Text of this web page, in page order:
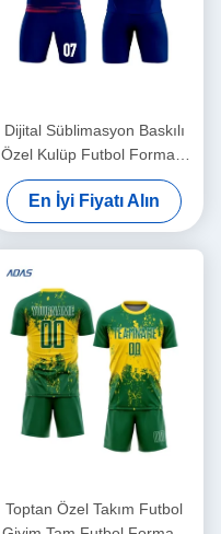
Dijital Süblimasyon Baskılı
Özel Kulüp Futbol Forması
%100 Polyester Kısa Kollu
Ön Logo OEM Hizmeti
En İyi Fiyatı Alın
Toptan Özel Takım Futbol